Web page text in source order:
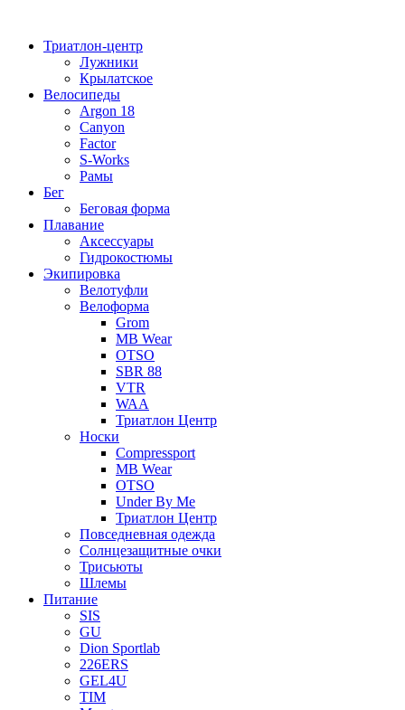
содержимому
Триатлон-центр
Лужники
Крылатское
Велосипеды
Argon 18
Canyon
Factor
S-Works
Рамы
Бег
Беговая форма
Плавание
Аксессуары
Гидрокостюмы
Экипировка
Велотуфли
Велоформа
Grom
MB Wear
OTSO
SBR 88
VTR
WAA
Триатлон Центр
Носки
Compressport
MB Wear
OTSO
Under By Me
Триатлон Центр
Повседневная одежда
Солнцезащитные очки
Трисьюты
Шлемы
Питание
SIS
GU
Dion Sportlab
226ERS
GEL4U
TIM